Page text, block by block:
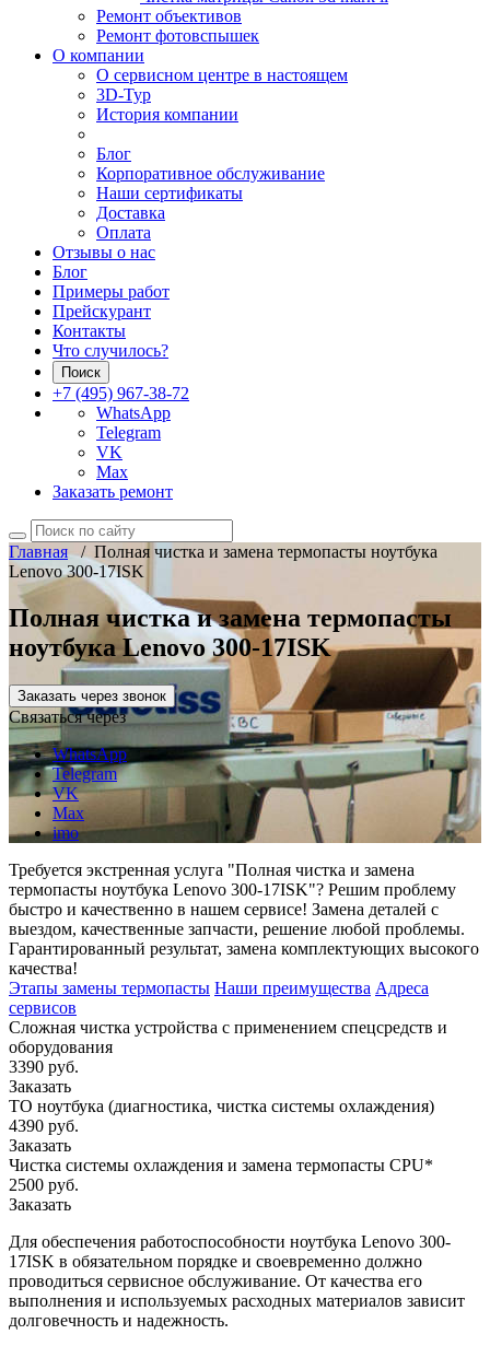
Ремонт объективов
Ремонт фотовспышек
О компании
О сервисном центре в настоящем
3D-Тур
История компании
Блог
Корпоративное обслуживание
Наши сертификаты
Доставка
Оплата
Отзывы о нас
Блог
Примеры работ
Прейскурант
Контакты
Что случилось?
Поиск
+7 (495) 967-38-72
WhatsApp
Telegram
VK
Max
Заказать ремонт
Главная/ Полная чистка и замена термопасты ноутбука
Lenovo 300-17ISK
Полная чистка и замена термопасты
ноутбука Lenovo 300-17ISK
Заказать через звонок
Связаться через
WhatsApp
Telegram
VK
Max
imo
Требуется экстренная услуга "Полная чистка и замена
термопасты ноутбука Lenovo 300-17ISK"? Решим проблему
быстро и качественно в нашем сервисе! Замена деталей с
выездом, качественные запчасти, решение любой проблемы.
Гарантированный результат, замена комплектующих высокого
качества!
Этапы замены термопасты Наши преимущества Адреса
сервисов
Сложная чистка устройства с применением спецсредств и
оборудования
3390 руб.
Заказать
ТО ноутбука (диагностика, чистка системы охлаждения)
4390 руб.
Заказать
Чистка системы охлаждения и замена термопасты CPU*
2500 руб.
Заказать
Для обеспечения работоспособности ноутбука Lenovo 300-
17ISK в обязательном порядке и своевременно должно
проводиться сервисное обслуживание. От качества его
выполнения и используемых расходных материалов зависит
долговечность и надежность.